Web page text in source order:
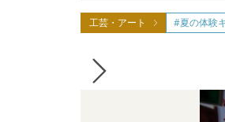
工芸・アート #夏の体験